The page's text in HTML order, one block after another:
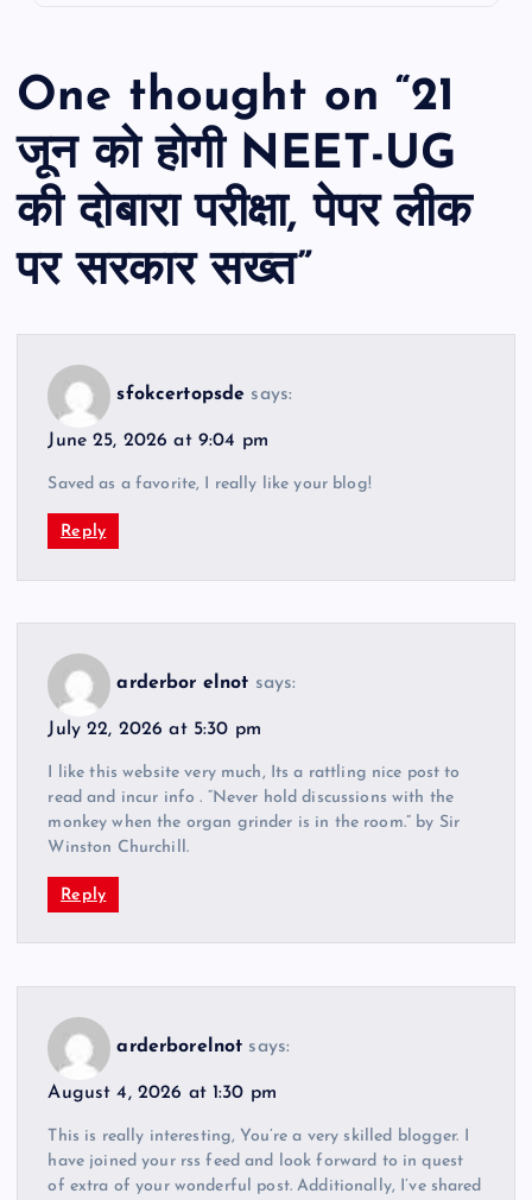
One thought on “21
जून को होगी NEET-UG
की दोबारा परीक्षा, पेपर लीक
पर सरकार सख्त”
sfokcertopsde says:
June 25, 2026 at 9:04 pm
Saved as a favorite, I really like your blog!
Reply
arderbor elnot says:
July 22, 2026 at 5:30 pm
I like this website very much, Its a rattling nice post to
read and incur info . “Never hold discussions with the
monkey when the organ grinder is in the room.” by Sir
Winston Churchill.
Reply
arderborelnot says:
August 4, 2026 at 1:30 pm
This is really interesting, You’re a very skilled blogger. I
have joined your rss feed and look forward to in quest
of extra of your wonderful post. Additionally, I’ve shared